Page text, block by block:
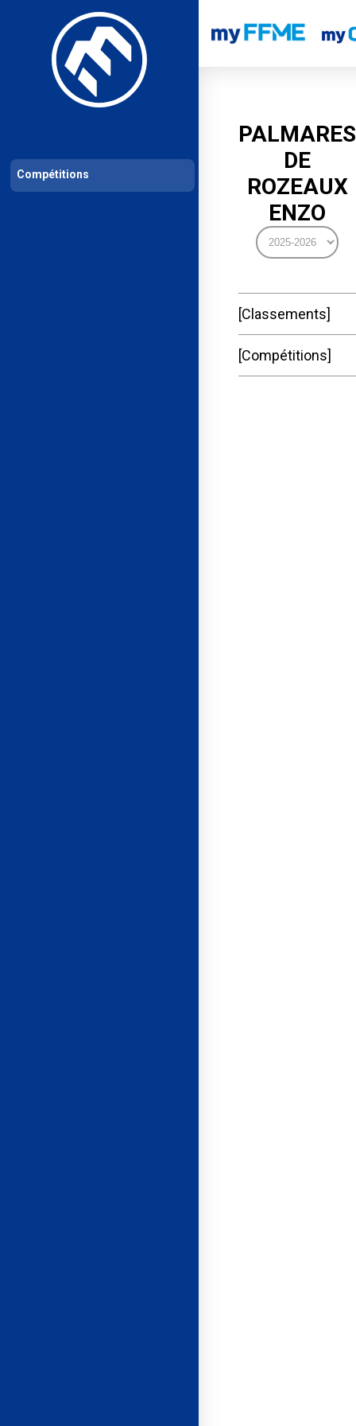
Les compétitions Calendrier de compétitions Classements
PALMARES
DE
ROZEAUX
ENZO
Classements
Compétitions
Compétitions